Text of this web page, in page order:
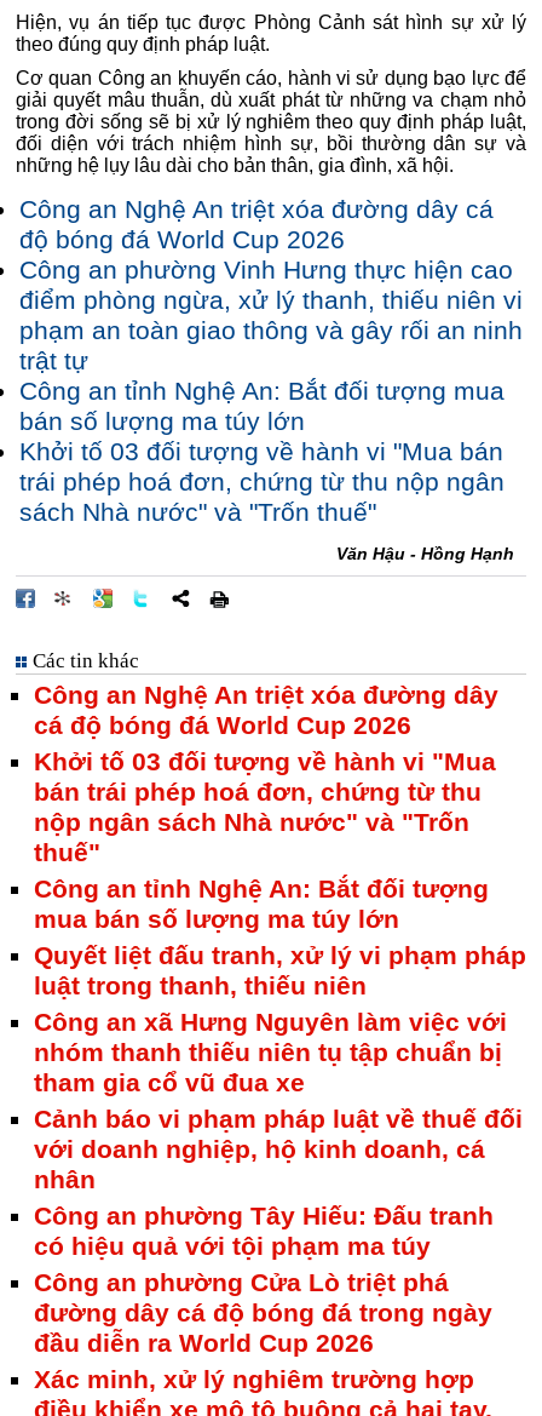
Hiện, vụ án tiếp tục được Phòng Cảnh sát hình sự xử lý
theo đúng quy định pháp luật.
Cơ quan Công an khuyến cáo, hành vi sử dụng bạo lực để
giải quyết mâu thuẫn, dù xuất phát từ những va chạm nhỏ
trong đời sống sẽ bị xử lý nghiêm theo quy định pháp luật,
đối diện với trách nhiệm hình sự, bồi thường dân sự và
những hệ lụy lâu dài cho bản thân, gia đình, xã hội.
Công an Nghệ An triệt xóa đường dây cá
độ bóng đá World Cup 2026
Công an phường Vinh Hưng thực hiện cao
điểm phòng ngừa, xử lý thanh, thiếu niên vi
phạm an toàn giao thông và gây rối an ninh
trật tự
Công an tỉnh Nghệ An: Bắt đối tượng mua
bán số lượng ma túy lớn
Khởi tố 03 đối tượng về hành vi "Mua bán
trái phép hoá đơn, chứng từ thu nộp ngân
sách Nhà nước" và "Trốn thuế"
Văn Hậu - Hồng Hạnh
Các tin khác
Công an Nghệ An triệt xóa đường dây
cá độ bóng đá World Cup 2026
Khởi tố 03 đối tượng về hành vi "Mua
bán trái phép hoá đơn, chứng từ thu
nộp ngân sách Nhà nước" và "Trốn
thuế"
Công an tỉnh Nghệ An: Bắt đối tượng
mua bán số lượng ma túy lớn
Quyết liệt đấu tranh, xử lý vi phạm pháp
luật trong thanh, thiếu niên
Công an xã Hưng Nguyên làm việc với
nhóm thanh thiếu niên tụ tập chuẩn bị
tham gia cổ vũ đua xe
Cảnh báo vi phạm pháp luật về thuế đối
với doanh nghiệp, hộ kinh doanh, cá
nhân
Công an phường Tây Hiếu: Đấu tranh
có hiệu quả với tội phạm ma túy
Công an phường Cửa Lò triệt phá
đường dây cá độ bóng đá trong ngày
đầu diễn ra World Cup 2026
Xác minh, xử lý nghiêm trường hợp
điều khiển xe mô tô buông cả hai tay,